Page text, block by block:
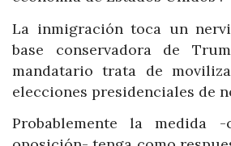
La inmigración toca un
base conservadora de
mandatario trata de
elecciones presidenciales de
Probablemente la medida